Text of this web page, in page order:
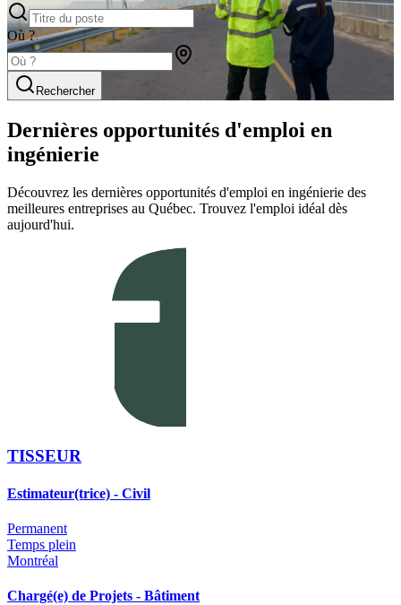
Où ?
Rechercher
Dernières opportunités d'emploi en
ingénierie
Découvrez les dernières opportunités d'emploi en ingénierie des
meilleures entreprises au Québec. Trouvez l'emploi idéal dès
aujourd'hui.
TISSEUR
Estimateur(trice) - Civil
Permanent
Temps plein
Montréal
Chargé(e) de Projets - Bâtiment